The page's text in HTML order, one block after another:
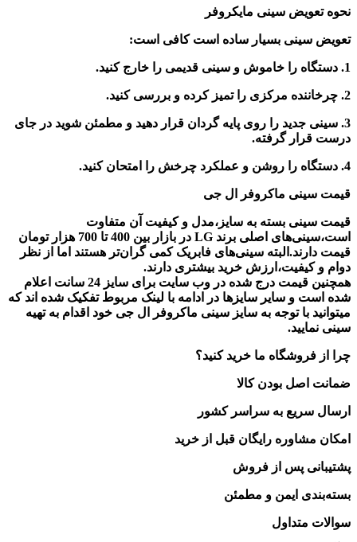
نحوه تعویض سینی مایکروفر
تعویض سینی بسیار ساده است کافی است:
1. دستگاه را خاموش و سینی قدیمی را خارج کنید.
2. چرخاننده مرکزی را تمیز کرده و بررسی کنید.
3. سینی جدید را روی پایه گردان قرار دهید و مطمئن شوید در جای
درست قرار گرفته.
4. دستگاه را روشن و عملکرد چرخش را امتحان کنید.
قیمت سینی ماکروفر ال جی
قیمت سینی بسته به سایز،مدل و کیفیت آن متفاوت
است،سینی‌های اصلی برند LG در بازار بین 400 تا 700 هزار تومان
قیمت دارند.البته سینی‌های فابریک کمی گران‌تر هستند اما از نظر
دوام و کیفیت،ارزش خرید بیشتری دارند.
همچنین قیمت درج شده در وب سایت برای سایز 24 سانت اعلام
شده است و سایر سایزها در ادامه با لینک مربوط تفکیک شده اند که
میتوانید با توجه به سایز سینی ماکروفر ال جی خود اقدام به تهیه
سینی نمایید.
چرا از فروشگاه ما خرید کنید؟
ضمانت اصل بودن کالا
ارسال سریع به سراسر کشور
امکان مشاوره رایگان قبل از خرید
پشتیبانی پس از فروش
بسته‌بندی ایمن و مطمئن
سوالات متداول